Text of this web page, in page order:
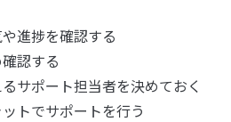
進捗を確認する
認する
サポート担当者を決めておく
トでサポートを行う